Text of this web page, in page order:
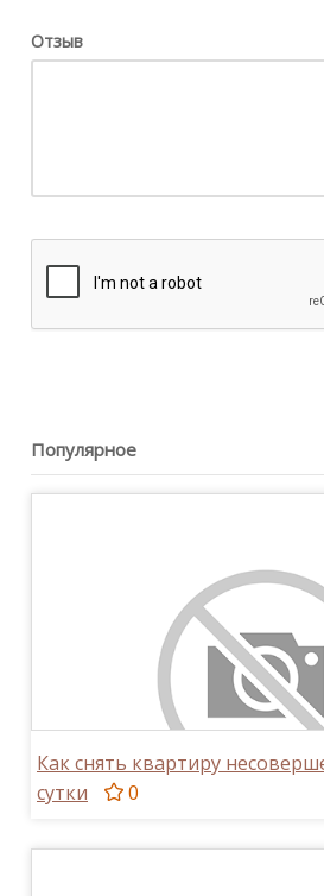
Отзыв
Популярное
Как снять квартиру
сутки
0